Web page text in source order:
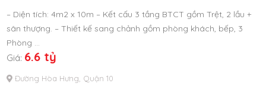
– Diện tích: 4m2 x 10m – Kết cấu 3 tầng BTCT gồm Trệt, 2 lầu +
sân thượng. – Thiết kế sang chảnh gồm phòng khách, bếp, 3
Phòng …
Giá: 6.6 tỷ
Đường Hòa Hưng, Quận 10